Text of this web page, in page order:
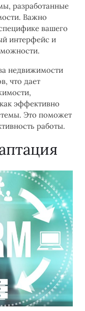
разработанные
Важно
вашего
интерфейс и
недвижимости
что дает
эффективно
Это поможет
работы.